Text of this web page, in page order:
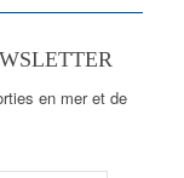
en mer et de